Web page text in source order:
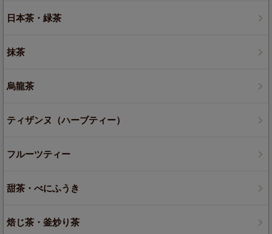
日本茶・緑茶
抹茶
烏龍茶
ティザンヌ（ハーブティー）
フルーツティー
甜茶・べにふうき
焙じ茶・釜炒り茶